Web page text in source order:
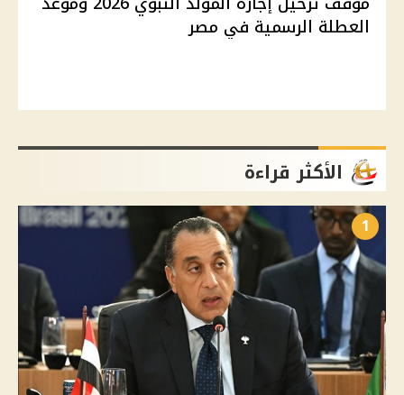
العطلة الرسمية في مصر
الأكثر قراءة
1